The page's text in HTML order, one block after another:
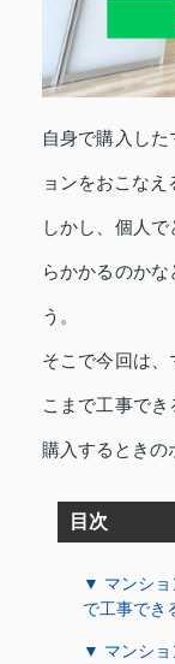
自身で購入し
ョンをおこなえ
しかし、個人
らかかるのか
う。
そこで今回は
こまで工事で
購入するときの
目次
▼ マンショ
で工事でき
▼ マンショ